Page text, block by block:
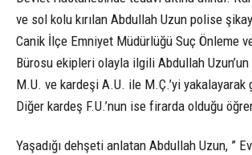
ve sol kolu kırılan Abdullah Uzun polise
Canik İlçe Emniyet Müdürlüğü Suç Önleme
Bürosu ekipleri olayla ilgili Abdullah Uzun’un
M.U. ve kardeşi A.U. ile M.Ç.’yi yakalayarak
Diğer kardeş F.U.’nun ise firarda olduğu
Yaşadığı dehşeti anlatan Abdullah Uzun, ”